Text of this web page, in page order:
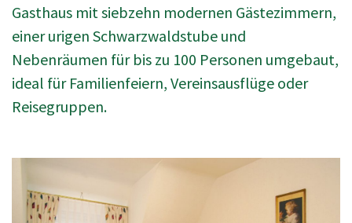
Gasthaus mit siebzehn modernen Gästezimmern,
einer urigen Schwarzwaldstube und
Nebenräumen für bis zu 100 Personen umgebaut,
ideal für Familienfeiern, Vereinsausflüge oder
Reisegruppen.